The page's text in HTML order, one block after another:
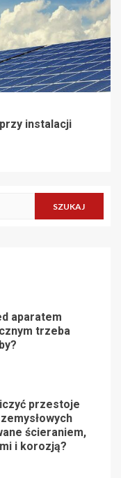
instalacji
aparatem
trzeba
przestoje
ścieraniem,
i korozją?